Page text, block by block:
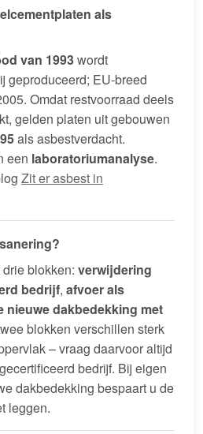
als
van 1993wordt
geproduceerd; EU-breed
Omdat restvoorraad deels
gelden platen uit gebouwen
als asbestverdacht.
een laboratoriumanalyse.
Zit er asbest in
blokken: verwijdering
bedrijf, afvoer als
nieuwe dakbedekking met
blokken verschillen sterk
– vraag daarvoor altijd
bedrijf. Bij eigen
dakbedekking bespaart u de
leggen.